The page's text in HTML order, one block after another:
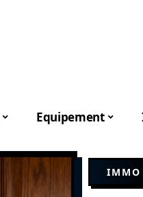
Equipement
IMMO